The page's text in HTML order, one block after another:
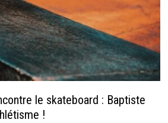
le skateboard : Baptiste
!